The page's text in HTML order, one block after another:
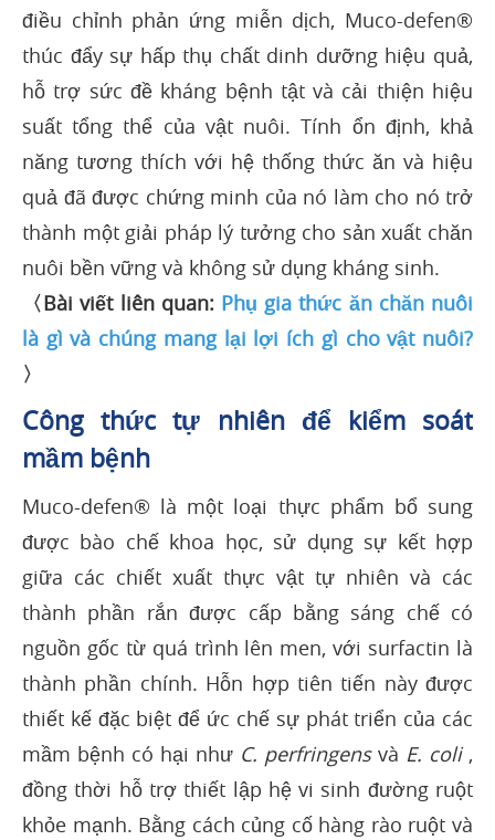
điều chỉnh phản ứng miễn dịch, Muco-defen®
thúc đẩy sự hấp thụ chất dinh dưỡng hiệu quả,
hỗ trợ sức đề kháng bệnh tật và cải thiện hiệu
suất tổng thể của vật nuôi. Tính ổn định, khả
năng tương thích với hệ thống thức ăn và hiệu
quả đã được chứng minh của nó làm cho nó trở
thành một giải pháp lý tưởng cho sản xuất chăn
nuôi bền vững và không sử dụng kháng sinh.
〈Bài viết liên quan: Phụ gia thức ăn chăn nuôi
là gì và chúng mang lại lợi ích gì cho vật nuôi?
〉
Công thức tự nhiên để kiểm soát
mầm bệnh
Muco-defen® là một loại thực phẩm bổ sung
được bào chế khoa học, sử dụng sự kết hợp
giữa các chiết xuất thực vật tự nhiên và các
thành phần rắn được cấp bằng sáng chế có
nguồn gốc từ quá trình lên men, với surfactin là
thành phần chính. Hỗn hợp tiên tiến này được
thiết kế đặc biệt để ức chế sự phát triển của các
mầm bệnh có hại như C. perfringensvà E. coli,
đồng thời hỗ trợ thiết lập hệ vi sinh đường ruột
khỏe mạnh. Bằng cách củng cố hàng rào ruột và